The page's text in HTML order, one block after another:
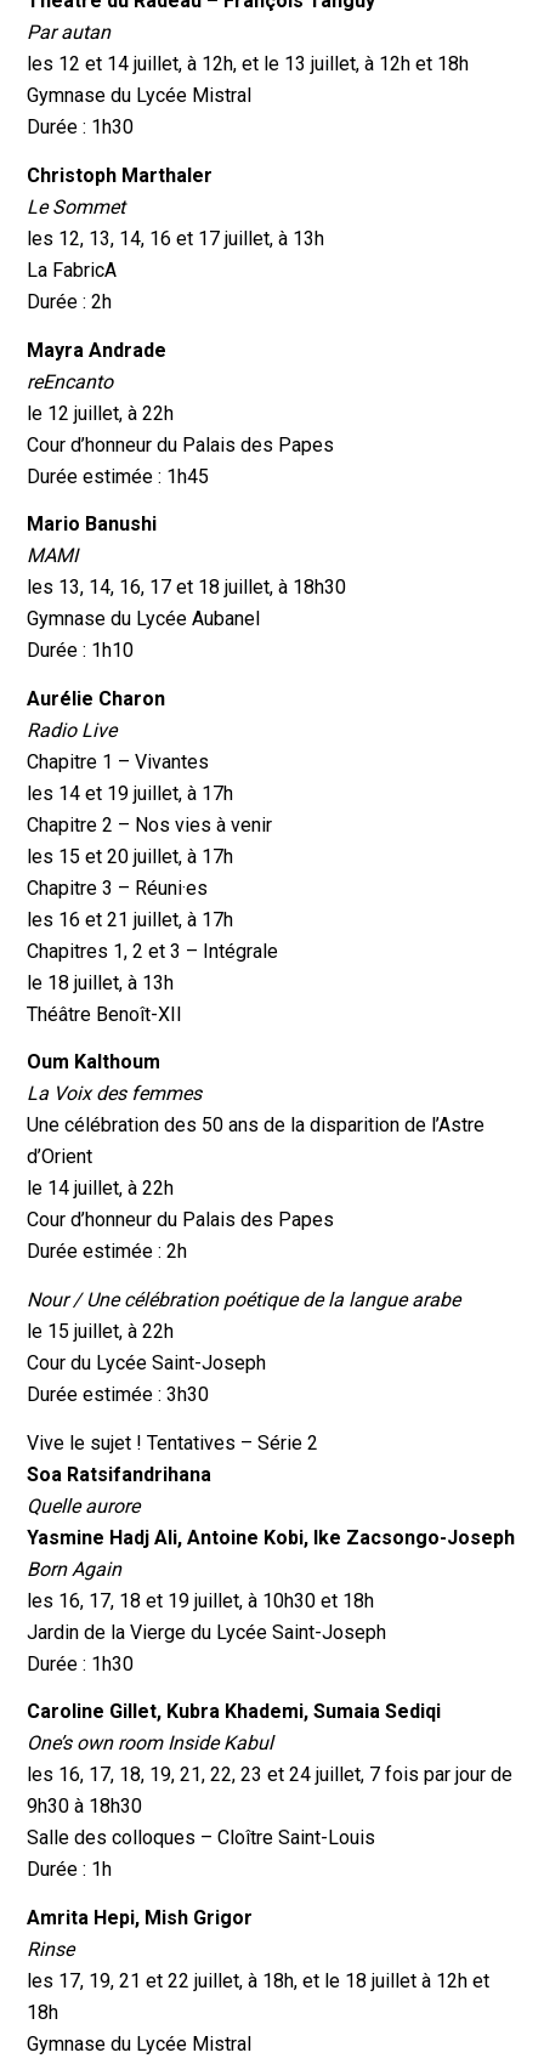
Par autan
les 12 et 14 juillet, à 12h, et le 13 juillet, à 12h et 18h
Gymnase du Lycée Mistral
Durée : 1h30
Christoph Marthaler
Le Sommet
les 12, 13, 14, 16 et 17 juillet, à 13h
La FabricA
Durée : 2h
Mayra Andrade
reEncanto
le 12 juillet, à 22h
Cour d’honneur du Palais des Papes
Durée estimée : 1h45
Mario Banushi
MAMI
les 13, 14, 16, 17 et 18 juillet, à 18h30
Gymnase du Lycée Aubanel
Durée : 1h10
Aurélie Charon
Radio Live
Chapitre 1 – Vivantes
les 14 et 19 juillet, à 17h
Chapitre 2 – Nos vies à venir
les 15 et 20 juillet, à 17h
Chapitre 3 – Réuni·es
les 16 et 21 juillet, à 17h
Chapitres 1, 2 et 3 – Intégrale
le 18 juillet, à 13h
Théâtre Benoît-XII
Oum Kalthoum
La Voix des femmes
Une célébration des 50 ans de la disparition de l’Astre
d’Orient
le 14 juillet, à 22h
Cour d’honneur du Palais des Papes
Durée estimée : 2h
Nour /Une célébration poétique de la langue arabe
le 15 juillet, à 22h
Cour du Lycée Saint-Joseph
Durée estimée : 3h30
Vive le sujet ! Tentatives – Série 2
Soa Ratsifandrihana
Quelle aurore
Yasmine Hadj Ali, Antoine Kobi, Ike Zacsongo-Joseph
Born Again
les 16, 17, 18 et 19 juillet, à 10h30 et 18h
Jardin de la Vierge du Lycée Saint-Joseph
Durée : 1h30
Caroline Gillet, Kubra Khademi, Sumaia Sediqi
One’s own room Inside Kabul
les 16, 17, 18, 19, 21, 22, 23 et 24 juillet, 7 fois par jour de
9h30 à 18h30
Salle des colloques – Cloître Saint-Louis
Durée : 1h
Amrita Hepi, Mish Grigor
Rinse
les 17, 19, 21 et 22 juillet, à 18h, et le 18 juillet à 12h et
18h
Gymnase du Lycée Mistral